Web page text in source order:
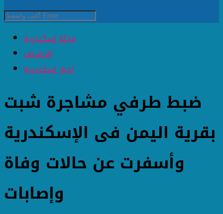
مجلة إسكندرية
الارشيف
اخبار اسكندرية
ضبط طرفي مشاجرة شبت
بقرية اليمن فى الإسكندرية
وأسفرت عن حالات وفاة
وإصابات